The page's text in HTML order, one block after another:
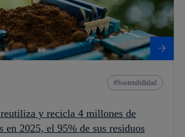
Sostenibilidad
y recicla 4 millones de
en 2025, el 95% de sus residuos